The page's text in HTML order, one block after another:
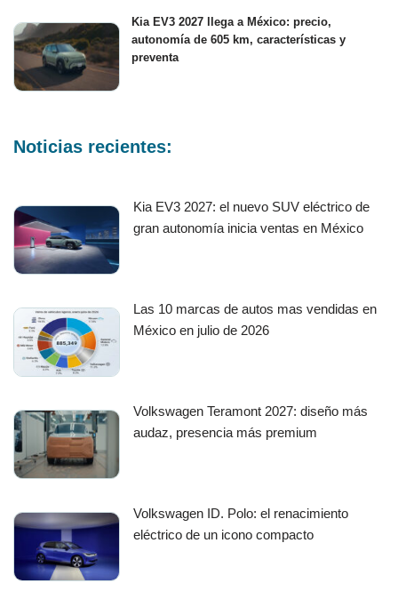
Kia EV3 2027 llega a México: precio,
autonomía de 605 km, características y
preventa
Noticias recientes:
Kia EV3 2027: el nuevo SUV eléctrico de
gran autonomía inicia ventas en México
Las 10 marcas de autos mas vendidas en
México en julio de 2026
Volkswagen Teramont 2027: diseño más
audaz, presencia más premium
Volkswagen ID. Polo: el renacimiento
eléctrico de un icono compacto